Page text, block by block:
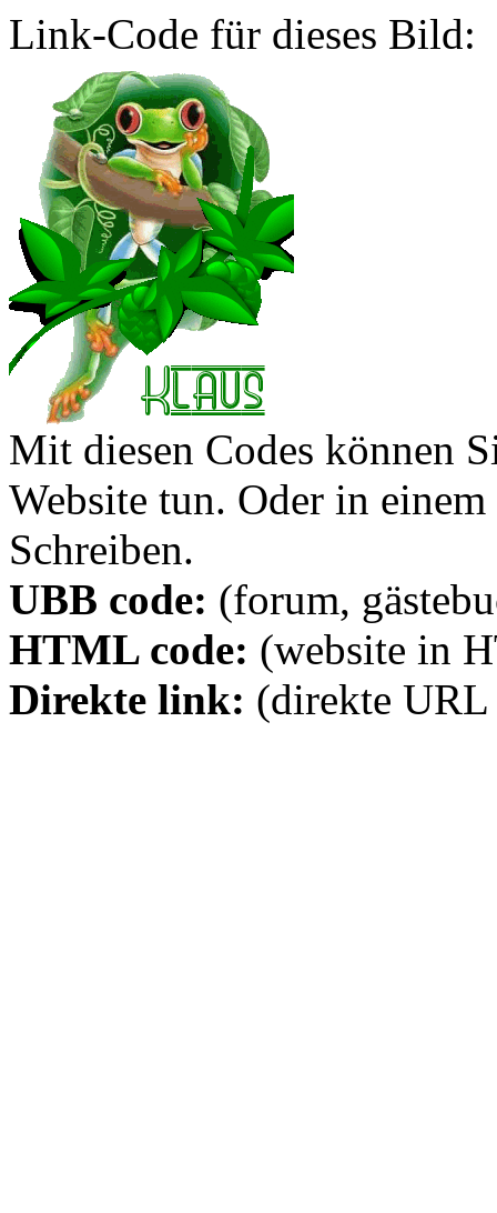
Link-Code für dieses Bild:
Mit diesen Codes können
Website tun. Oder in
Schreiben.
UBB code: (forum,
HTML code: (website in
Direkte link: (direkte